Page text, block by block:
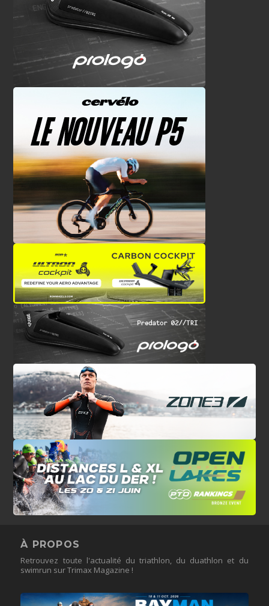
À PROPOS
Retrouvez toute l'actualité du triathlon, du duathlon et du
swimrun sur Trimax Magazine !